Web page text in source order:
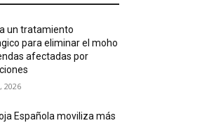
un tratamiento
para eliminar el moho
afectadas por
2026
Española moviliza más